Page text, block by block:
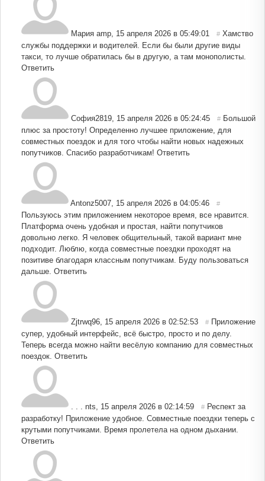
Мария amp 15 апреля 2026 в 05:49:01 # Хамство
службы поддержки и водителей. Если бы были другие виды
такси, то лучше обратилась бы в другую, а там монополисты.
Ответить
София2819 15 апреля 2026 в 05:24:45 # Большой
плюс за простоту! Определенно лучшее приложение, для
совместных поездок и для того чтобы найти новых надежных
попутчиков. Спасибо разработчикам! Ответить
Antonz5007 15 апреля 2026 в 04:05:46 #
Пользуюсь этим приложением некоторое время, все нравится.
Платформа очень удобная и простая, найти попутчиков
довольно легко. Я человек общительный, такой вариант мне
подходит. Люблю, когда совместные поездки проходят на
позитиве благодаря классным попутчикам. Буду пользоваться
дальше. Ответить
Zjtrwq96 15 апреля 2026 в 02:52:53 # Приложение
супер, удобный интерфейс, всё быстро, просто и по делу.
Теперь всегда можно найти весёлую компанию для совместных
поездок. Ответить
. . . nts 15 апреля 2026 в 02:14:59 # Респект за
разработку! Приложение удобное. Совместные поездки теперь с
крутыми попутчиками. Время пролетела на одном дыхании.
Ответить